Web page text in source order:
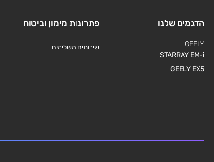
הדגמים שלנו
GEELY
STARRAY EM-i
GEELY EX5
פתרונות מימון וביטוח
שירותים משלימים